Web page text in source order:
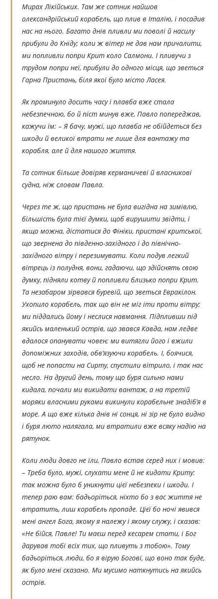
Мирах Лікійських. Там же сотник найшов
олександрійський корабель, що плив в Італію, і посадив
нас на нього. Багато днів пливли ми поволі й насилу
прибули до Кніду; коли ж вітер не дав нам причалити,
ми попливли попри Крит коло Салмони. І пливучи з
трудом попри неї, прибули до одного місця, що зветься
Гарна Пристань, біля якої було місто Ласея.
Як проминуло досить часу і плавба вже стала
небезпечною, бо й піст минув вже, Павло попереджав,
кажучи їм: – Я бачу, мужі, що плавба не обійдеться без
шкоди й великої втрати не лише для вантажу та
корабля, але й для нашого життя.
Та сотник більше довіряв керманичеві й власникові
судна, ніж словам Павла.
Через те ж, що пристань не була вигідна на зимівлю,
більшість була тієї думки, щоб вирушити звідти, і
якщо можна, дістатися до Фініки, пристані критської,
що звернена до південно-західного і до північно-
західного вітру і перезимувати. Коли подув легкий
вітрець із полудня, вони, гадаючи, що здійснять свою
думку, підняли котву й попливли близько попри Крит.
Та незабаром зірвався буревій, що зветься Евракілон.
Ухопило корабель, так що він не міг іти проти вітру;
ми піддались йому і неслися навмання. Підпливши під
якийсь маленький острів, що звався Кавда, нам ледве
вдалося опанувати човен; ми витягли його і вжили
допоміжних заходів, обв’язуючи корабель. І, боячися,
щоб не попасти на Сирту, спустили вітрило, і так нас
несло. На другий день, тому що буря сильно нами
кидала, почали ми викидати вантаж, а на третій
моряки власними руками викинули корабельне знадіб’я в
море. А що вже кілька днів ні сонця, ні зір не було видно
і буря люто налягала, ми втратили вже всяку надію на
рятунок.
Коли люди довго не їли, Павло встав серед них і мовив:
– Треба було, мужі, слухати мене й не кидати Криту:
так можна було б уникнути цієї небезпеки і шкоди. І
тепер раю вам: бадьоріться, ніхто бо з вас життя не
втратить, лиш корабель пропаде. Цієї бо ночі явився
мені ангел Бога, якому я належу і якому служу, і сказав:
«Не бійся, Павле! Ти маєш перед кесарем стати, і Бог
дарував тобі всіх тих, що пливуть з тобою». Тому
бадьоріться, люди, бо я вірую Богові, що воно так буде,
як було мені сказано. Ми мусимо наткнутись на якийсь
острів.